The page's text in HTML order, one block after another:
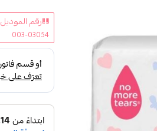
رقم الموديل
003-03054